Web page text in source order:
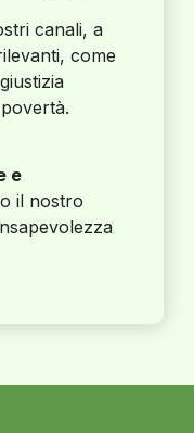
canali, a
come
e
il nostro